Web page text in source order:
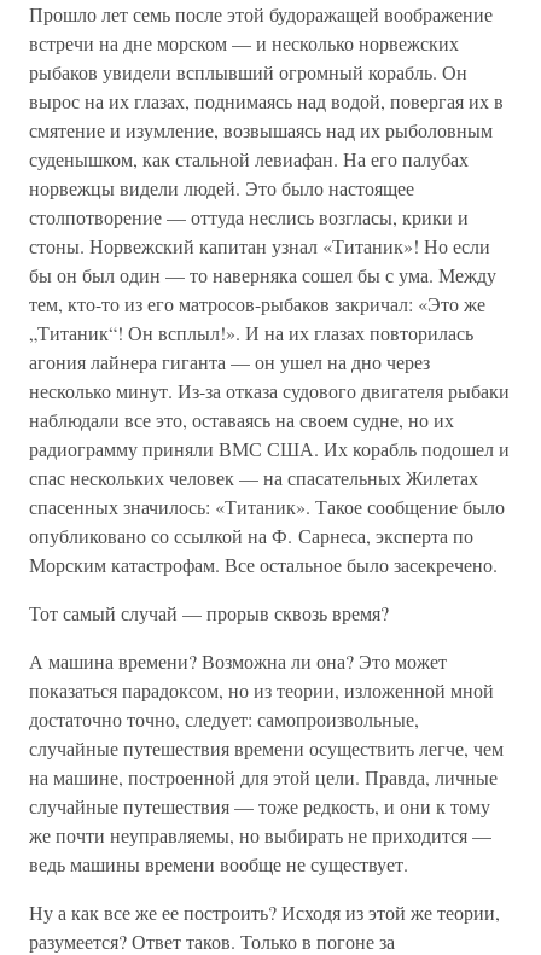
Прошло лет семь после этой будоражащей воображение
встречи на дне морском — и несколько норвежских
рыбаков увидели всплывший огромный корабль. Он
вырос на их глазах, поднимаясь над водой, повергая их в
смятение и изумление, возвышаясь над их рыболовным
суденышком, как стальной левиафан. На его палубах
норвежцы видели людей. Это было настоящее
столпотворение — оттуда неслись возгласы, крики и
стоны. Норвежский капитан узнал «Титаник»! Но если
бы он был один — то наверняка сошел бы с ума. Между
тем, кто-то из его матросов-рыбаков закричал: «Это же
„Титаник“! Он всплыл!». И на их глазах повторилась
агония лайнера гиганта — он ушел на дно через
несколько минут. Из-за отказа судового двигателя рыбаки
наблюдали все это, оставаясь на своем судне, но их
радиограмму приняли ВМС США. Их корабль подошел и
спас нескольких человек — на спасательных Жилетах
спасенных значилось: «Титаник». Такое сообщение было
опубликовано со ссылкой на Ф. Сарнеса, эксперта по
Морским катастрофам. Все остальное было засекречено.
Тот самый случай — прорыв сквозь время?
А машина времени? Возможна ли она? Это может
показаться парадоксом, но из теории, изложенной мной
достаточно точно, следует: самопроизвольные,
случайные путешествия времени осуществить легче, чем
на машине, построенной для этой цели. Правда, личные
случайные путешествия — тоже редкость, и они к тому
же почти неуправляемы, но выбирать не приходится —
ведь машины времени вообще не существует.
Ну а как все же ее построить? Исходя из этой же теории,
разумеется? Ответ таков. Только в погоне за